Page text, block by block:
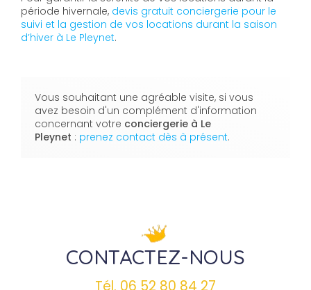
période hivernale, devis gratuit conciergerie pour le
suivi et la gestion de vos locations durant la saison
d’hiver à Le Pleynet.
Vous souhaitant une agréable visite, si vous
avez besoin d'un complément d'information
concernant votre conciergerie à Le
Pleynet : prenez contact dès à présent.
CONTACTEZ-NOUS